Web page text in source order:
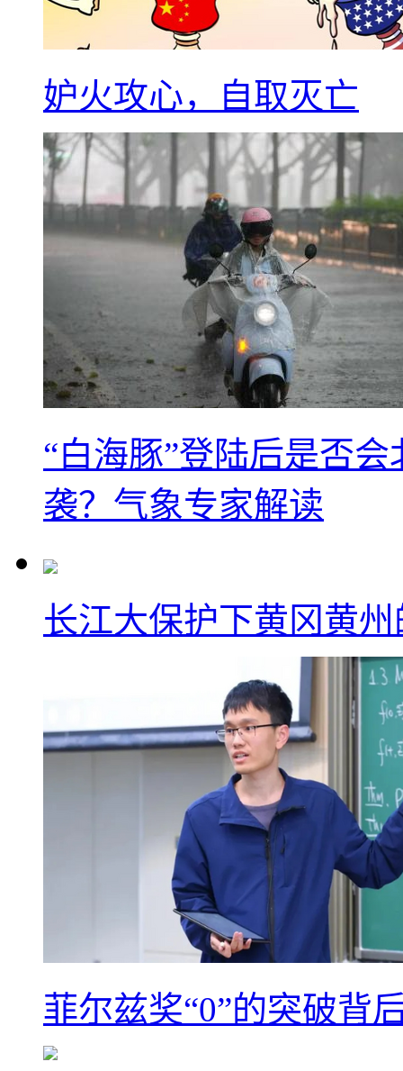
妒火攻心，自取灭亡
“白海豚”登陆后是否
袭？气象专家解读
长江大保护下黄冈黄
菲尔兹奖“0”的突破背